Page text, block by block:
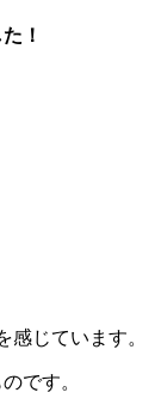
！
感じています。
です。